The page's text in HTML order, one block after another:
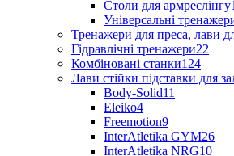
Столи для армреслінгу
Універсальні
Тренажери для преса, лави
Гідравлічні тренажери22
Комбіновані станки124
Лави стійки підставки для
Body-Solid11
Eleiko4
Freemotion9
InterAtletika GYM26
InterAtletika NRG10